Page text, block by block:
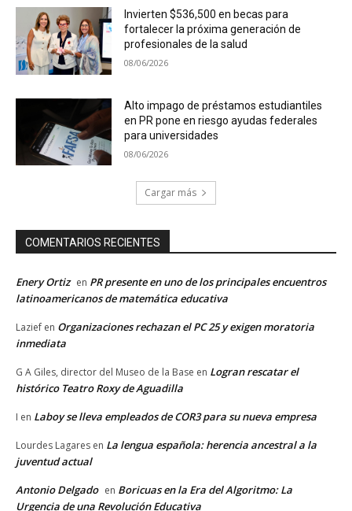
Invierten $536,500 en becas para
fortalecer la próxima generación de
profesionales de la salud
08/06/2026
Alto impago de préstamos estudiantiles
en PR pone en riesgo ayudas federales
para universidades
08/06/2026
Cargar más
COMENTARIOS RECIENTES
Enery Ortiz en PR presente en uno de los principales encuentros
latinoamericanos de matemática educativa
Lazief en Organizaciones rechazan el PC 25 y exigen moratoria
inmediata
G A Giles, director del Museo de la Base en Logran rescatar el
histórico Teatro Roxy de Aguadilla
I en Laboy se lleva empleados de COR3 para su nueva empresa
Lourdes Lagares en La lengua española: herencia ancestral a la
juventud actual
Antonio Delgado en Boricuas en la Era del Algoritmo: La
Urgencia de una Revolución Educativa